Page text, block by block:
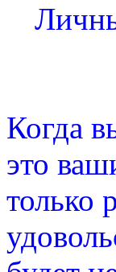
Когда
это
только